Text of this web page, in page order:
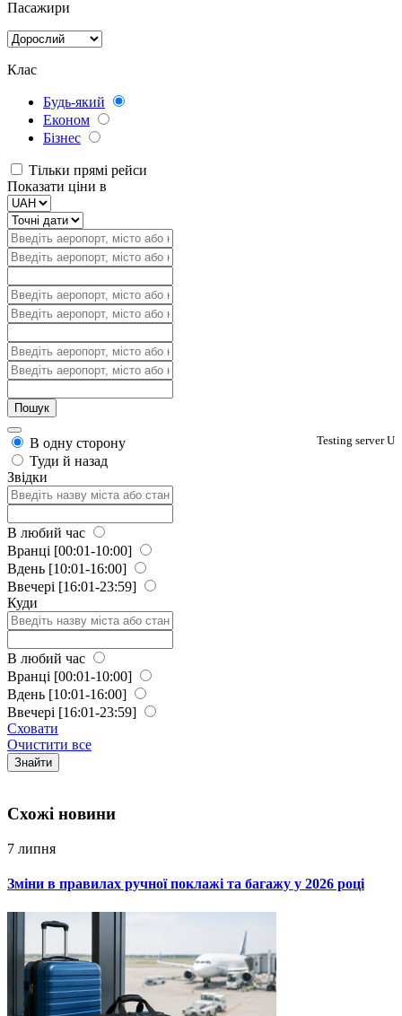
Пасажири
Клас
Будь-який
Економ
Бізнес
Тільки прямі рейси
Показати ціни в
Testing server U
В одну сторону
Туди й назад
Звідки
В любий час
Вранці [00:01-10:00]
Вдень [10:01-16:00]
Ввечері [16:01-23:59]
Куди
В любий час
Вранці [00:01-10:00]
Вдень [10:01-16:00]
Ввечері [16:01-23:59]
Сховати
Очистити все
Знайти
Схожi новини
7 липня
Зміни в правилах ручної поклажі та багажу у 2026 році